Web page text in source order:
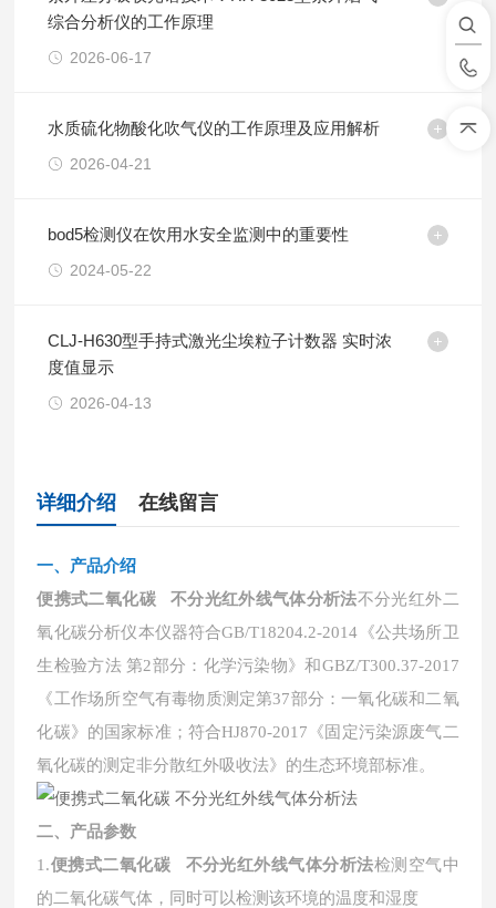
综合分析仪的工作原理
2026-06-17
水质硫化物酸化吹气仪的工作原理及应用解析
2026-04-21
bod5检测仪在饮用水安全监测中的重要性
2024-05-22
CLJ-H630型手持式激光尘埃粒子计数器 实时浓
度值显示
2026-04-13
详细介绍 在线留言
一、 产品介绍
便携式二氧化碳 不分光红外线气体分析法不分光红外二
氧化碳分析仪本仪器符合GB/T18204.2-2014《公共场所卫
生检验方法 第2部分：化学污染物》和GBZ/T300.37-2017
《工作场所空气有毒物质测定第37部分：一氧化碳和二氧
化碳》的国家标准；符合HJ870-2017《固定污染源废气二
氧化碳的测定非分散红外吸收法》的生态环境部标准。
二、 产品参数
1.便携式二氧化碳 不分光红外线气体分析法检测空气中
的二氧化碳气体，同时可以检测该环境的温度和湿度